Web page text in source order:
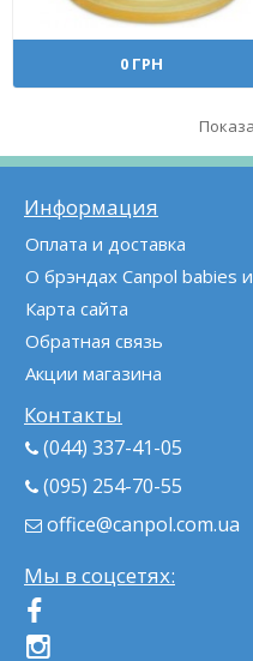
0 ГРН
Информация
Оплата и доставка
О брэндах Canpol babies
Карта сайта
Обратная связь
Акции магазина
Контакты
(044) 337-41-05
(095) 254-70-55
office@canpol.com.ua
Мы в соцсетях: